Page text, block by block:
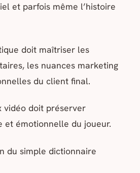
et parfois même l’histoire
doit maîtriser les
les nuances marketing
du client final.
vidéo doit préserver
et émotionnelle du joueur.
du simple dictionnaire